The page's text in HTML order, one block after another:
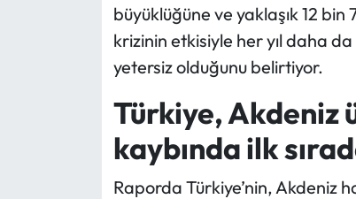
büyüklüğüne ve yaklaşık 12
krizinin etkisiyle her yıl daha
yetersiz olduğunu belirtiyor.
Türkiye, Akdeniz
kaybında ilk
Raporda Türkiye’nin, Akdeniz